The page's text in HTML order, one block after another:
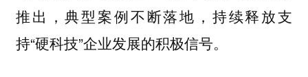
推出，典型案例不断落地，持续释放支
持“硬科技”企业发展的积极信号。